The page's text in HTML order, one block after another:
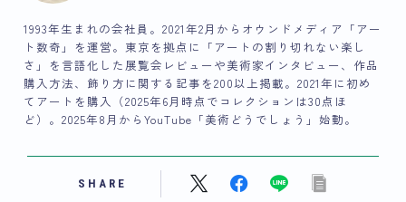
1993年生まれの会社員。2021年2月からオウンドメディア「アー
ト数奇」を運営。東京を拠点に「アートの割り切れない楽し
さ」を言語化した展覧会レビューや美術家インタビュー、作品
購入方法、飾り方に関する記事を200以上掲載。2021年に初め
てアートを購入（2025年6月時点でコレクションは30点ほ
ど）。2025年8月からYouTube「美術どうでしょう」始動。
SHARE